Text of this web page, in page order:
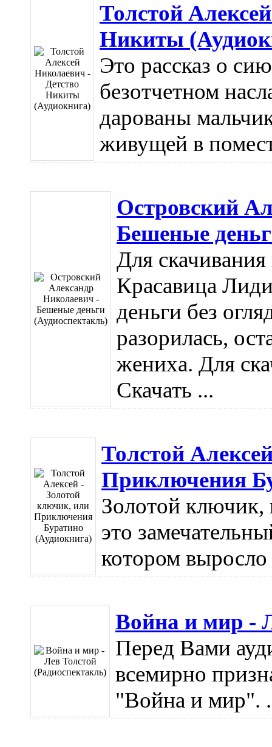
Толстой
Никиты
Это рассказ о
безотчетном
дарованы
живущей в
Островский
Бешеные
Для скачивания
Красавица
деньги без
разорилась,
жениха. Для
Скачать ...
Толстой
Приключения
Золотой
это
котором
Война и мир -
Перед Вами
всемирно
"Война и мир".